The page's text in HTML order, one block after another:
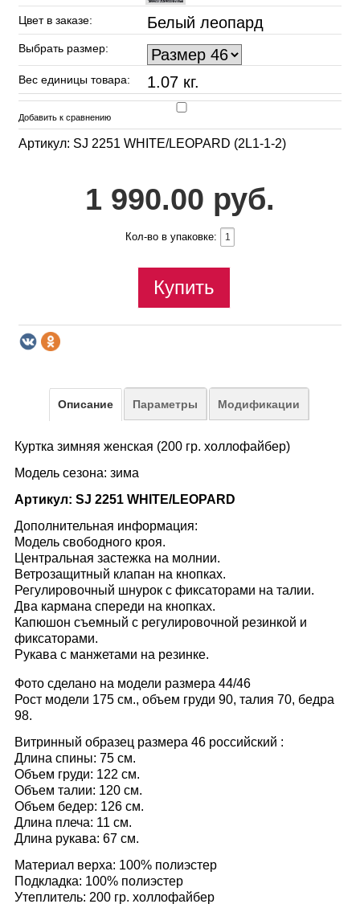
Цвет в заказе: Белый леопард
Выбрать размер:
Вес единицы товара: 1.07 кг.
Добавить к сравнению
Артикул: SJ 2251 WHITE/LEOPARD (2L1-1-2)
1 990.00 руб.
Кол-во в упаковке:
Купить
Описание Параметры Модификации
Куртка зимняя женская (200 гр. холлофайбер)
Модель сезона: зима
Артикул: SJ 2251 WHITE/LEOPARD
Дополнительная информация:
Модель свободного кроя.
Центральная застежка на молнии.
Ветрозащитный клапан на кнопках.
Регулировочный шнурок с фиксаторами на талии.
Два кармана спереди на кнопках.
Капюшон съемный с регулировочной резинкой и
фиксаторами.
Рукава с манжетами на резинке.
Фото сделано на модели размера 44/46
Рост модели 175 см., объем груди 90, талия 70, бедра
98.
Витринный образец размера 46 российский :
Длина спины: 75 см.
Объем груди: 122 см.
Объем талии: 120 см.
Объем бедер: 126 см.
Длина плеча: 11 см.
Длина рукава: 67 см.
Материал верха: 100% полиэстер
Подкладка: 100% полиэстер
Утеплитель: 200 гр. холлофайбер